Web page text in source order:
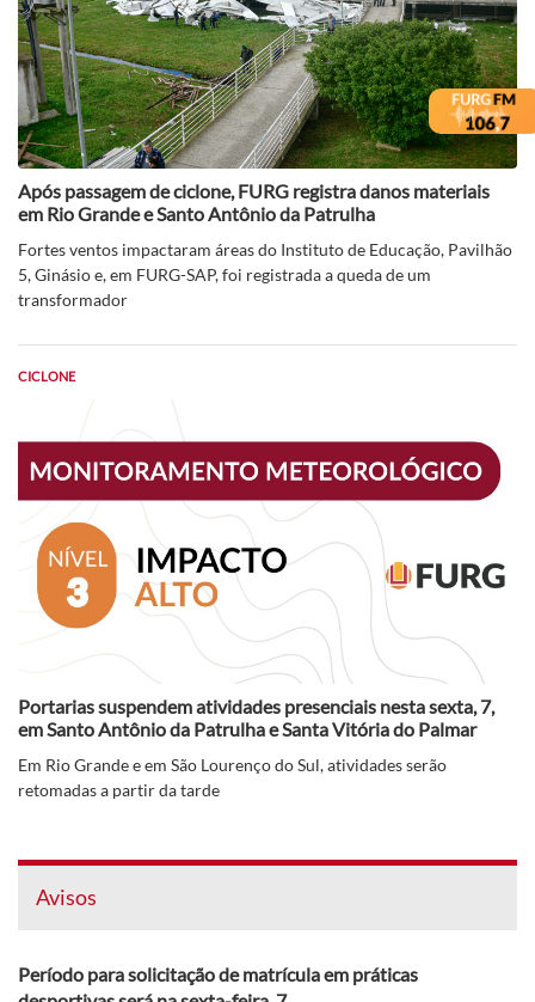
Após passagem de ciclone, FURG registra danos materiais
em Rio Grande e Santo Antônio da Patrulha
Fortes ventos impactaram áreas do Instituto de Educação, Pavilhão
5, Ginásio e, em FURG-SAP, foi registrada a queda de um
transformador
CICLONE
Portarias suspendem atividades presenciais nesta sexta, 7,
em Santo Antônio da Patrulha e Santa Vitória do Palmar
Em Rio Grande e em São Lourenço do Sul, atividades serão
retomadas a partir da tarde
Avisos
Período para solicitação de matrícula em práticas